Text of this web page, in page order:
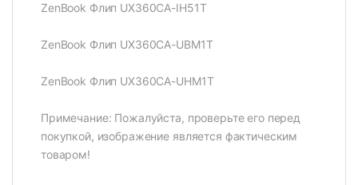
ZenBook Флип UX360CA-IH51T
ZenBook Флип UX360CA-UBM1T
ZenBook Флип UX360CA-UHM1T
Примечание: Пожалуйста, проверьте его перед
покупкой, изображение является фактическим
товаром!